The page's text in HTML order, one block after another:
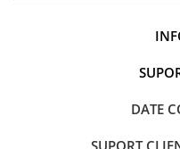
DATE
SUPORT